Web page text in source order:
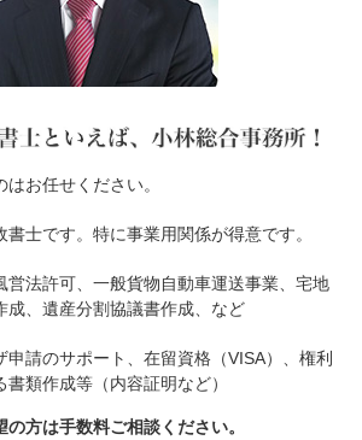
お任せください。
士です。特に事業用関係が得意です。
営法許可、一般貨物自動車運送事業、宅地
成、遺産分割協議書作成、など
申請のサポート、在留資格（VISA）、権利
類作成等（内容証明など）
方は手数料ご相談ください。